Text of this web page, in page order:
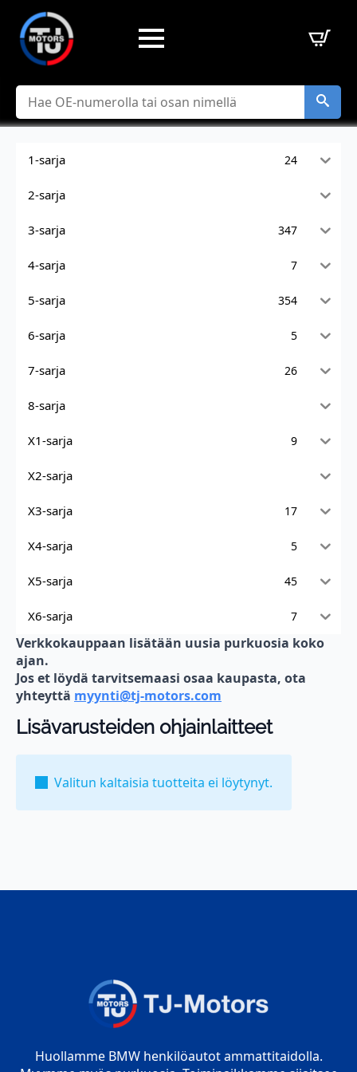
Hae
1-sarja 24
2-sarja
3-sarja 347
4-sarja 7
5-sarja 354
6-sarja 5
7-sarja 26
8-sarja
X1-sarja 9
X2-sarja
X3-sarja 17
X4-sarja 5
X5-sarja 45
X6-sarja 7
Verkkokauppaan lisätään uusia purkuosia koko
ajan.
Jos et löydä tarvitsemaasi osaa kaupasta, ota
yhteyttä myynti@tj-motors.com
Lisävarusteiden ohjainlaitteet
Valitun kaltaisia tuotteita ei löytynyt.
Huollamme BMW henkilöautot ammattitaidolla.